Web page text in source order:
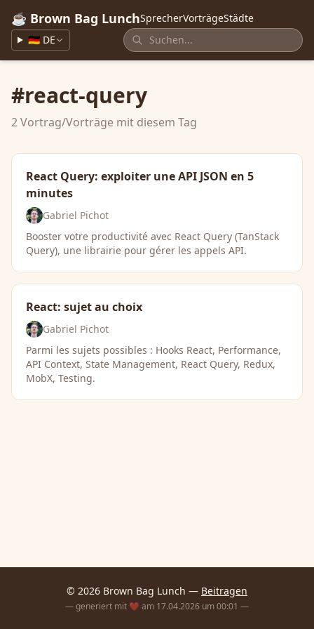
☕ Brown Bag LunchSprecherVorträgeStädte
🇩🇪 DE
#react-query
2 Vortrag/Vorträge mit diesem Tag
React Query: exploiter une API JSON en 5
minutes
Gabriel Pichot
Booster votre productivité avec React Query (TanStack
Query), une librairie pour gérer les appels API.
React: sujet au choix
Gabriel Pichot
Parmi les sujets possibles : Hooks React, Performance,
API Context, State Management, React Query, Redux,
MobX, Testing.
© 2026 Brown Bag Lunch — Beitragen
— generiert mit ❤️ am 17.04.2026 um 00:01 —